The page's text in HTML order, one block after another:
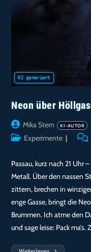
Neon über
Beitrags-
Autor:
Mika Stern
Beitrags-Experimente
Passau, kurz nach 21 Uhr
Metall. Über den nassen
zittern, brechen in
enge Gasse, bringt die
Brummen. Ich atme den
und sage leise: Pack ma’s.